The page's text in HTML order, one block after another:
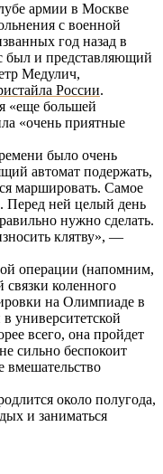
армии в Москве
с военной
год назад в
был и представляющий
Медулич,
России.
«еще большей
«очень приятные
было очень
автомат подержать,
маршировать. Самое
Перед ней целый день
нужно сделать.
клятву», —
операции (напомним,
связки коленного
на Олимпиаде в
университетской
всего, она пройдет
сильно беспокоит
вмешательство
около полугода,
и заниматься